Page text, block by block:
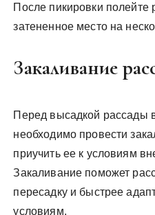
После пикировки полейте
затененное место на
Закаливание
Перед высадкой рассады
необходимо провести
приучить ее к условиям
Закаливание поможет
пересадку и быстрее
условиям.